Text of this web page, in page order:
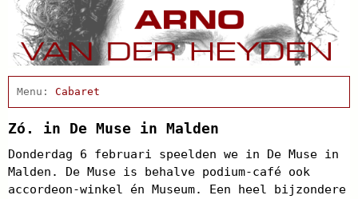
Home
Afscheidsbijeenkomst
Condoleance
Actueel
Cabaret
Clips
Discografie
Projecten
Zó. in De Muse in Malden
Donderdag 6 februari speelden we in De Muse in
Malden. De Muse is behalve podium-café ook
accordeon-winkel én Museum. Een heel bijzondere